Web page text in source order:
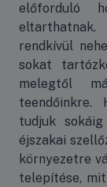
előforduló
eltarthatnak.
rendkívül
sokat
melegtől
teendőinkre.
tudjuk
éjszakai
környezetre
telepítése,